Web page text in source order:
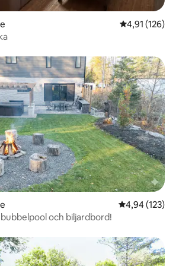
4,91 av 5 i
4,91 (126)
4,94 av 5 i
4,94 (123)
och biljardbord!